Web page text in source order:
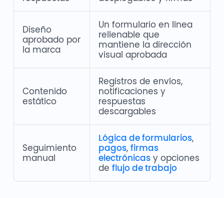
Diseño
aprobado por
la marca
Un formulario en línea
rellenable que
mantiene la dirección
visual aprobada
Contenido
estático
Registros de envíos,
notificaciones y
respuestas
descargables
Seguimiento
manual
Lógica de formularios,
pagos, firmas
electrónicasy opciones
de flujo de trabajo